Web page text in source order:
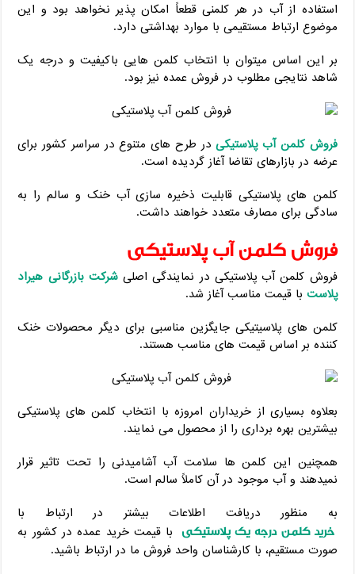
استفاده از آب در هر کلمنی قطعاً امکان پذیر نخواهد بود و این
موضوع ارتباط مستقیمی با موارد بهداشتی دارد.
بر این اساس میتوان با انتخاب کلمن هایی باکیفیت و درجه یک
شاهد نتایجی مطلوب در فروش عمده نیز بود.
فروش کلمن آب پلاستیکیدر طرح های متنوع در سراسر کشور برای
عرضه در بازارهای تقاضا آغاز گردیده است.
کلمن های پلاستیکی قابلیت ذخیره سازی آب خنک و سالم را به
سادگی برای مصارف متعدد خواهند داشت.
فروش کلمن آب پلاستیکی
فروش کلمن آب پلاستیکی در نمایندگی اصلیشرکت بازرگانی هیراد
پلاست با قیمت مناسب آغاز شد.
کلمن های پلاسیتیکی جایگزین مناسبی برای دیگر محصولات خنک
کننده بر اساس قیمت های مناسب هستند.
بعلاوه بسیاری از خریداران امروزه با انتخاب کلمن های پلاستیکی
بیشترین بهره برداری را از محصول می نمایند.
همچنین این کلمن ها سلامت آب آشامیدنی را تحت تاثیر قرار
نمیدهند و آب موجود در آن کاملاً سالم است.
به منظور دریافت اطلاعات بیشتر در ارتباط با
خرید کلمن درجه یک پلاستیکی با قیمت خرید عمده در کشور به
صورت مستقیم، با کارشناسان واحد فروش ما در ارتباط باشید.